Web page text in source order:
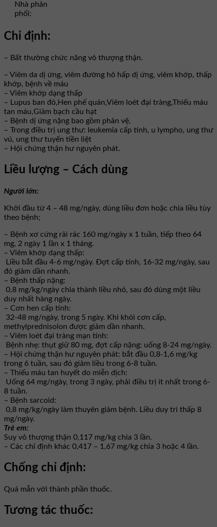
Nhà phân
phối:
Chỉ định:
– Bất thường chức năng vỏ thượng thận.
– Viêm da dị ứng, viêm đường hô hấp dị ứng, viêm khớp, thấp
khớp, bệnh về máu
– Viêm khớp dạng thấp
– Lupus ban đỏ,Hen phế quản,Viêm loét đại tràng,Thiếu máu
tan máu,Giảm bạch cầu hạt
– Bệnh dị ứng nặng bao gồm phản vệ,
– Trong điều trị ung thư: leukemia cấp tính, u lympho, ung thư
vú, ung thư tuyến tiền liệt
– Hội chứng thận hư nguyên phát.
Liều lượng – Cách dùng
Người lớn:
Khởi đầu từ 4 – 48 mg/ngày, dùng liều đơn hoặc chia liều tùy
theo bệnh;
– Bệnh xơ cứng rải rác 160 mg/ngày x 1 tuần, tiếp theo 64
mg, 2 ngày 1 lần x 1 tháng.
– Viêm khớp dạng thấp:
Liều bắt đầu 4-6 mg/ngày. Đợt cấp tính, 16-32 mg/ngày, sau
đó giảm dần nhanh.
– Bệnh thấp nặng:
0,8 mg/kg/ngày chia thành liều nhỏ, sau đó dùng một liều
duy nhất hàng ngày.
– Cơn hen cấp tính:
32-48 mg/ngày, trong 5 ngày. Khi khỏi cơn cấp,
methylprednisolon được giảm dần nhanh.
– Viêm loét đại tràng mạn tính:
Bệnh nhẹ: thụt giữ 80 mg, đợt cấp nặng: uống 8-24 mg/ngày.
– Hội chứng thận hư nguyên phát: bắt đầu 0,8-1,6 mg/kg
trong 6 tuần, sau đó giảm liều trong 6-8 tuần.
– Thiếu máu tan huyết do miễn dịch:
Uống 64 mg/ngày, trong 3 ngày, phải điều trị ít nhất trong 6-
8 tuần.
– Bệnh sarcoid:
0,8 mg/kg/ngày làm thuyên giảm bệnh. Liều duy trì thấp 8
mg/ngày.
Trẻ em:
Suy vỏ thượng thận 0,117 mg/kg chia 3 lần.
– Các chỉ định khác 0,417 – 1,67 mg/kg chia 3 hoặc 4 lần.
Chống chỉ định:
Quá mẫn với thành phần thuốc.
Tương tác thuốc: